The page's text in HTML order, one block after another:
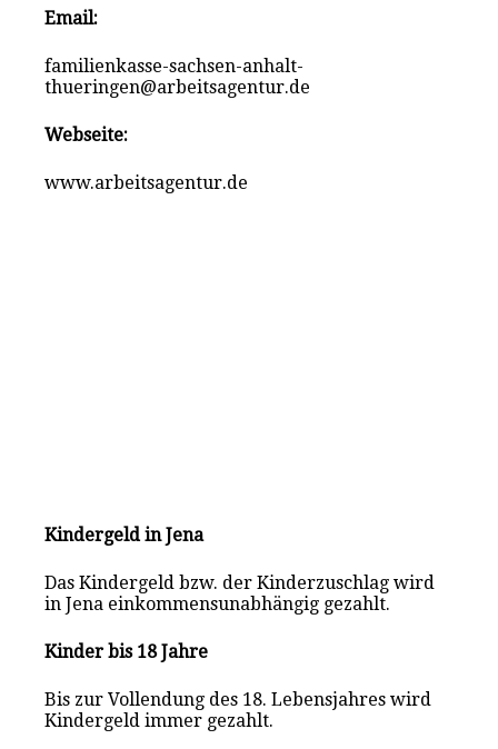
Email:
familienkasse-sachsen-anhalt-
thueringen@arbeitsagentur.de
Webseite:
www.arbeitsagentur.de
Kindergeld in Jena
Das Kindergeld bzw. der Kinderzuschlag wird
in Jena einkommensunabhängig gezahlt.
Kinder bis 18 Jahre
Bis zur Vollendung des 18. Lebensjahres wird
Kindergeld immer gezahlt.